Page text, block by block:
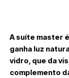
A suíte master
ganha luz
vidro, que da
complemento